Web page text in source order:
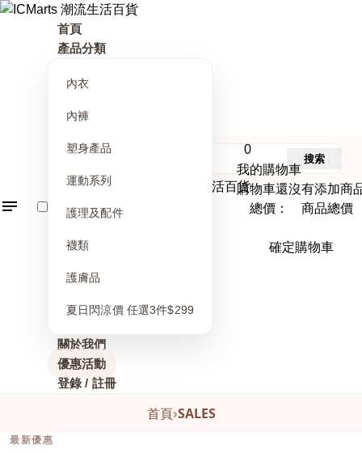
首頁
產品分類
內衣
內褲
塑身產品
運動系列
護理及配件
襪類
護膚品
夏日閃涼價 任選3件$299
關於我們
優惠活動
登錄 / 註冊
0
我的購物車
購物車還沒有添加商
總價： 商品總價
確定購物車
搜索
首頁›SALES
最新優惠